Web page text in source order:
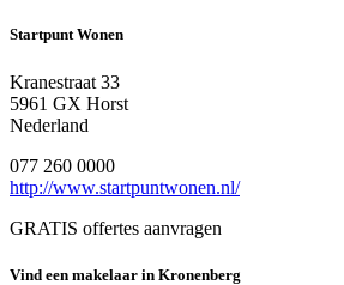
Startpunt Wonen
Kranestraat 33
5961 GX Horst
Nederland
077 260 0000
http://www.startpuntwonen.nl/
GRATIS offertes aanvragen
Vind een makelaar in Kronenberg